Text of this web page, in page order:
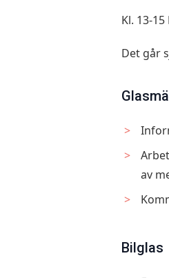
Kl. 13-
Det går
av
Bilglas